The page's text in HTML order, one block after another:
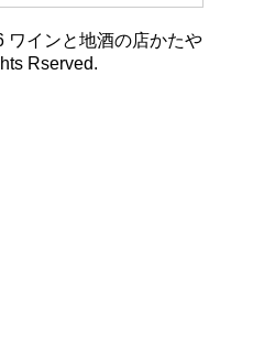
ワインと地酒の店かたや
Rserved.